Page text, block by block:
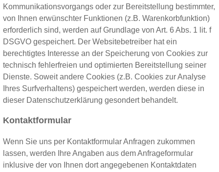
Kommunikationsvorgangs oder zur Bereitstellung bestimmter,
von Ihnen erwünschter Funktionen (z.B. Warenkorbfunktion)
erforderlich sind, werden auf Grundlage von Art. 6 Abs. 1 lit. f
DSGVO gespeichert. Der Websitebetreiber hat ein
berechtigtes Interesse an der Speicherung von Cookies zur
technisch fehlerfreien und optimierten Bereitstellung seiner
Dienste. Soweit andere Cookies (z.B. Cookies zur Analyse
Ihres Surfverhaltens) gespeichert werden, werden diese in
dieser Datenschutzerklärung gesondert behandelt.
Kontaktformular
Wenn Sie uns per Kontaktformular Anfragen zukommen
lassen, werden Ihre Angaben aus dem Anfrageformular
inklusive der von Ihnen dort angegebenen Kontaktdaten